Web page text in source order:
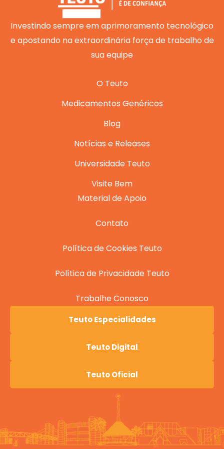
e r
a
m
i
Investindo sempre em aprimoramento tecnológico
e apostando na extraordinária força de trabalho de
sua equipe
O Teuto
Medicamentos Genéricos
Blog
Notícias e Releases
Universidade Teuto
Visite Bem
Material de Apoio
Contato
Política de Cookies Teuto
Política de Privacidade Teuto
Trabalhe Conosco
Teuto Especialidades
Teuto Digital
Teuto Oficial